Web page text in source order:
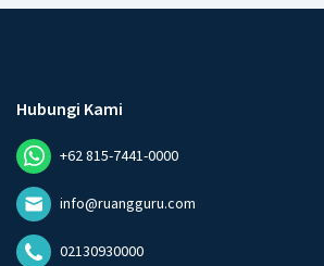
Hubungi Kami
+62 815-7441-0000
info@ruangguru.com
02130930000